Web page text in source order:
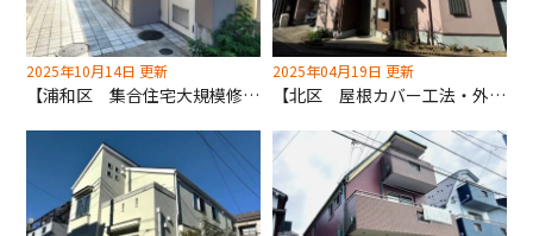
2025年10月14日 更新
【浦和区 集合住宅大規模修繕 補修・外壁塗装工事】深井塗装が力を入れている下地補修！見えないところもしっかり修繕！
2025年04月19日 更新
【北区 屋根カバー工法・外壁塗装工事】印象を変える外壁塗装！ピンク使用事例です！